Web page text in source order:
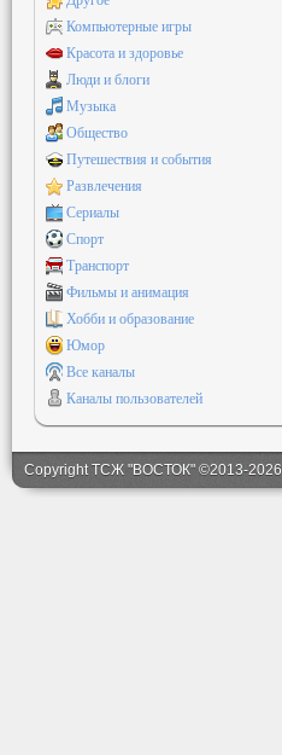
Компьютерные игры
Красота и здоровье
Люди и блоги
Музыка
Общество
Путешествия и события
Развлечения
Сериалы
Спорт
Транспорт
Фильмы и анимация
Хобби и образование
Юмор
Все каналы
Каналы пользователей
Copyright ТСЖ "ВОСТОК" ©2013-2026